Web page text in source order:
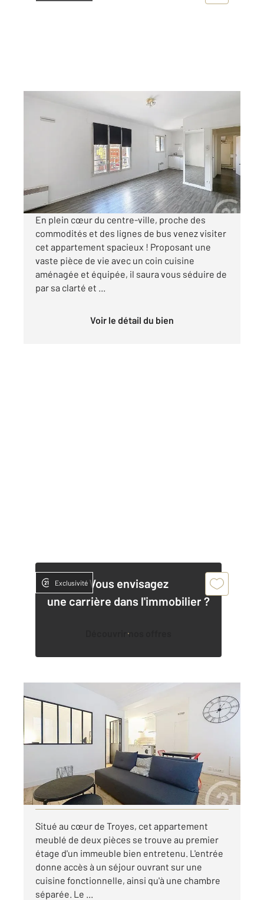
33 m
Appartement F1 à louer
393 €
par mois charges comprises
En plein cœur du centre-ville, proche des
commodités et des lignes de bus venez visiter
cet appartement spacieux ! Proposant une
vaste pièce de vie avec un coin cuisine
aménagée et équipée, il saura vous séduire de
par sa clarté et ...
Voir le détail du bien
Vous envisagez
une carrière dans l'immobilier ?
Découvrir nos offres
Exclusivité
TROYES 10
48,32 m2, 2 pièces
Ref : 71504
Appartement F2 à louer
525 €
par mois charges comprises
Visiter le site dédié
Situé au cœur de Troyes, cet appartement
meublé de deux pièces se trouve au premier
étage d'un immeuble bien entretenu. L'entrée
donne accès à un séjour ouvrant sur une
cuisine fonctionnelle, ainsi qu'à une chambre
séparée. Le ...